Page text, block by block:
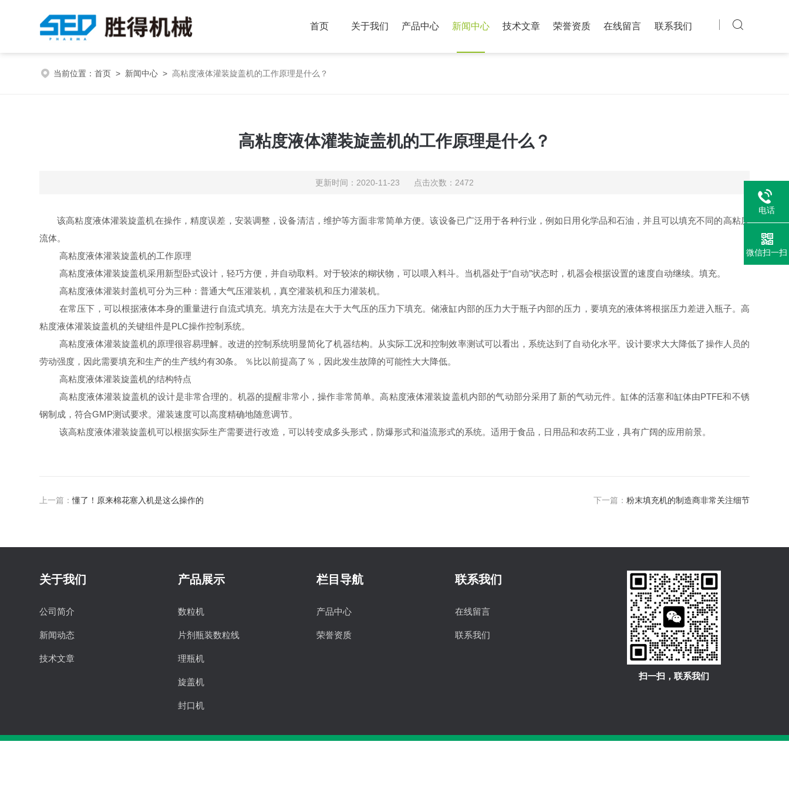
首页 关于我们 产品中心 新闻中心 技术文章 荣誉资质 在线留言 联系我们
当前位置：首页 > 新闻中心 > 高粘度液体灌装旋盖机的工作原理是什么？
高粘度液体灌装旋盖机的工作原理是什么？
更新时间：2020-11-23 点击次数：2472
该高粘度液体灌装旋盖机在操作，精度误差，安装调整，设备清洁，维护等方面非常简单方便。该设备已广泛用于各种行业，例如日用化学品和石油，并且可以填充不同的高粘度
流体。
高粘度液体灌装旋盖机的工作原理
高粘度液体灌装旋盖机采用新型卧式设计，轻巧方便，并自动取料。对于较浓的糊状物，可以喂入料斗。当机器处于“自动”状态时，机器会根据设置的速度自动继续。填充。
高粘度液体灌装封盖机可分为三种：普通大气压灌装机，真空灌装机和压力灌装机。
在常压下，可以根据液体本身的重量进行自流式填充。填充方法是在大于大气压的压力下填充。储液缸内部的压力大于瓶子内部的压力，要填充的液体将根据压力差进入瓶子。高
粘度液体灌装旋盖机的关键组件是PLC操作控制系统。
高粘度液体灌装旋盖机的原理很容易理解。改进的控制系统明显简化了机器结构。从实际工况和控制效率测试可以看出，系统达到了自动化水平。设计要求大大降低了操作人员的
劳动强度，因此需要填充和生产的生产线约有30条。 ％比以前提高了％，因此发生故障的可能性大大降低。
高粘度液体灌装旋盖机的结构特点
高粘度液体灌装旋盖机的设计是非常合理的。机器的提醒非常小，操作非常简单。高粘度液体灌装旋盖机内部的气动部分采用了新的气动元件。缸体的活塞和缸体由PTFE和不锈
钢制成，符合GMP测试要求。灌装速度可以高度精确地随意调节。
该高粘度液体灌装旋盖机可以根据实际生产需要进行改造，可以转变成多头形式，防爆形式和溢流形式的系统。适用于食品，日用品和农药工业，具有广阔的应用前景。
上一篇：懂了！原来棉花塞入机是这么操作的 下一篇： 粉末填充机的制造商非常关注细节
关于我们
公司简介
新闻动态
技术文章
产品展示
数粒机
片剂瓶装数粒线
理瓶机
旋盖机
封口机
栏目导航
产品中心
荣誉资质
联系我们
在线留言
联系我们
扫一扫，联系我们
电话
微信扫一扫